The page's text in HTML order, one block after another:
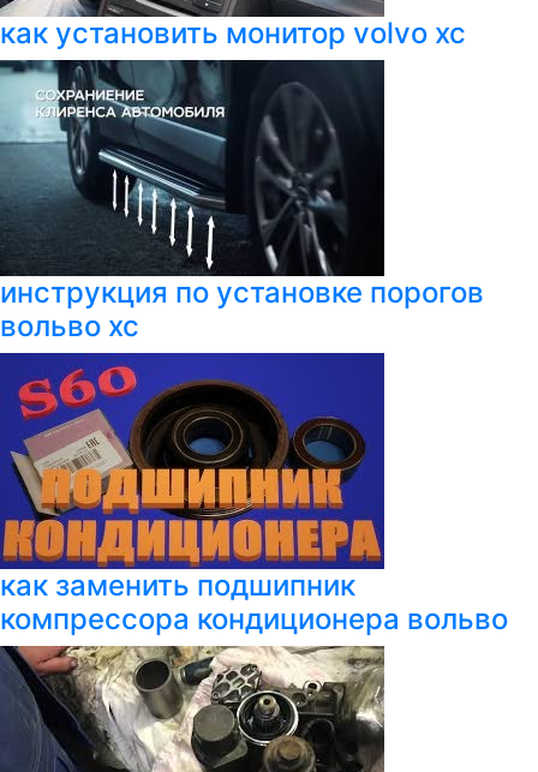
как установить монитор volvo xc
инструкция по установке порогов
вольво хс
как заменить подшипник
компрессора кондиционера вольво